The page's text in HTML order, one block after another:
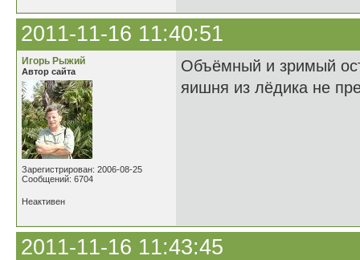
2011-11-16 11:40:51
Игорь Рыжий
Автор сайта
Зарегистрирован: 2006-08-25
Сообщений: 6704
Объёмный и зримый
яишня из лёдика не
Неактивен
2011-11-16 11:43:45